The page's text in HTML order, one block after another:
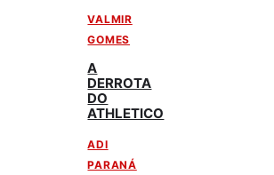
VALMIR
GOMES
A
DERROTA
DO
ATHLETICO
ADI
PARANÁ